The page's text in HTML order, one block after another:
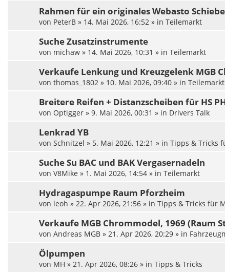
Rahmen für ein originales Webasto
von PeterB » 14. Mai 2026, 16:52 » in Teilemarkt
Suche Zusatzinstrumente
von michaw » 14. Mai 2026, 10:31 » in Teilemarkt
Verkaufe Lenkung und Kreuzgelenk MGB
von thomas_1802 » 10. Mai 2026, 09:40 » in Teilemarkt
Breitere Reifen + Distanzscheiben für HS
von Optigger » 9. Mai 2026, 00:31 » in Drivers Talk
Lenkrad YB
von Schnitzel » 5. Mai 2026, 12:21 » in Tipps & Tricks
Suche Su BAC und BAK Vergasernadeln
von V8Mike » 1. Mai 2026, 14:54 » in Teilemarkt
Hydragaspumpe Raum Pforzheim
von leoh » 22. Apr 2026, 21:56 » in Tipps & Tricks für
Verkaufe MGB Chrommodel, 1969 (Raum
von Andreas MGB » 21. Apr 2026, 20:29 » in
Ölpumpen
von MH » 21. Apr 2026, 08:26 » in Tipps & Tricks